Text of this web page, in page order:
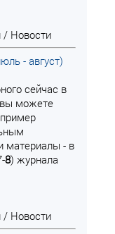
/ Новости
- август)
сейчас в
вы можете
материалы - в
8) журнала
/ Новости